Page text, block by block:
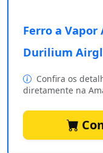
Ferro a
Durilium
Confira os
diretamente na